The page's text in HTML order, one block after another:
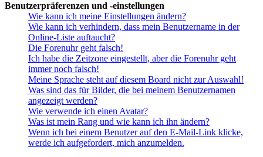
Benutzerpräferenzen und -einstellungen
Wie kann ich meine Einstellungen ändern?
Wie kann ich verhindern, dass mein Benutzername in der
Online-Liste auftaucht?
Die Forenuhr geht falsch!
Ich habe die Zeitzone eingestellt, aber die Forenuhr geht
immer noch falsch!
Meine Sprache steht auf diesem Board nicht zur Auswahl!
Was sind das für Bilder, die bei meinem Benutzernamen
angezeigt werden?
Wie verwende ich einen Avatar?
Was ist mein Rang und wie kann ich ihn ändern?
Wenn ich bei einem Benutzer auf den E-Mail-Link klicke,
werde ich aufgefordert, mich anzumelden.